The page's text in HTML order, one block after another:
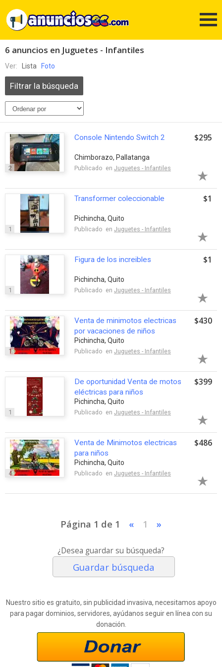
6 anuncios en Juguetes - Infantiles
Ver: Lista Foto
Filtrar la búsqueda
2
Console Nintendo Switch 2
Chimborazo, Pallatanga
Publicado en Juguetes - Infantiles
$295
1
Transformer coleccionable
Pichincha, Quito
Publicado en Juguetes - Infantiles
$1
1
Figura de los increibles
Pichincha, Quito
Publicado en Juguetes - Infantiles
$1
1
Venta de minimotos electricas
por vacaciones de niños
Pichincha, Quito
Publicado en Juguetes - Infantiles
$430
1
De oportunidad Venta de motos
eléctricas para niños
Pichincha, Quito
Publicado en Juguetes - Infantiles
$399
4
Venta de Minimotos electricas
para niños
Pichincha, Quito
Publicado en Juguetes - Infantiles
$486
Página 1 de 1 « 1 »
¿Desea guardar su búsqueda?
Guardar búsqueda
Nuestro sitio es gratuito, sin publicidad invasiva, necesitamos apoyo
para pagar dominios, servidores, ayúdanos seguir en línea con su
donación.